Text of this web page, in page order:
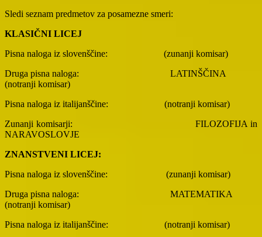
Sledi seznam predmetov za posamezne smeri:
KLASIČNI LICEJ
Pisna naloga iz slovenščine:
(zunanji komisar)
Druga pisna naloga:
LATINŠČINA
(notranji komisar)
Pisna naloga iz italijanščine:
(notranji komisar)
Zunanji komisarji:
FILOZOFIJA in
NARAVOSLOVJE
ZNANSTVENI LICEJ:
Pisna naloga iz slovenščine:
(zunanji komisar)
Druga pisna naloga:
MATEMATIKA
(notranji komisar)
Pisna naloga iz italijanščine:
(notranji komisar)